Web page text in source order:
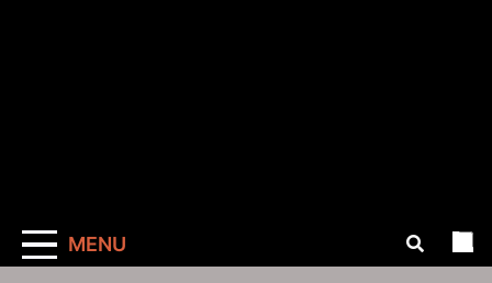
MENU